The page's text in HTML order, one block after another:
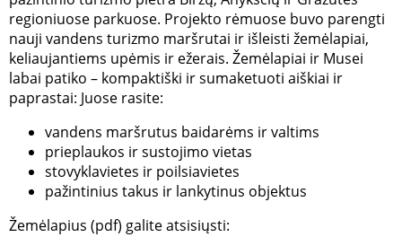
regioniuose parkuose. Projekto rėmuose buvo parengti
nauji vandens turizmo maršrutai ir išleisti žemėlapiai,
keliaujantiems upėmis ir ežerais. Žemėlapiai ir Musei
labai patiko – kompaktiški ir sumaketuoti aiškiai ir
paprastai: Juose rasite:
vandens maršrutus baidarėms ir valtims
prieplaukos ir sustojimo vietas
stovyklavietes ir poilsiavietes
pažintinius takus ir lankytinus objektus
Žemėlapius (pdf) galite atsisiųsti: